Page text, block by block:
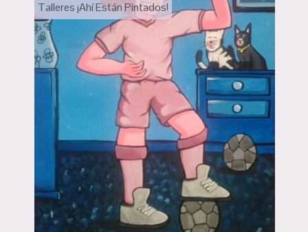
Talleres ¡Ahí Están Pintados!